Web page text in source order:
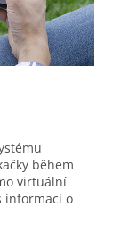
během
virtuální
informací o